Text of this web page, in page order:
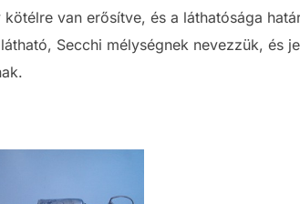
van erősítve, és a láthatósága
Secchi mélységnek nevezzük, és